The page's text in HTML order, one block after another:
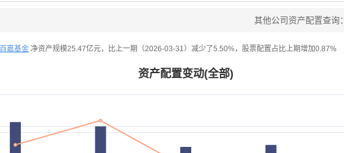
其他公司资产配置查询：
百嘉基金 净资产规模25.47亿元，比上一期（2026-03-31）减少了5.50%，股票配置占比上期增加0.87%
资产配置变动(全部)